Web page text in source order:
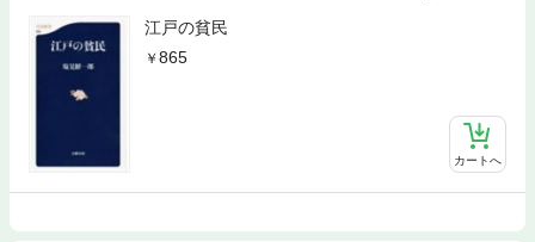
江戸の貧民
865
カートへ